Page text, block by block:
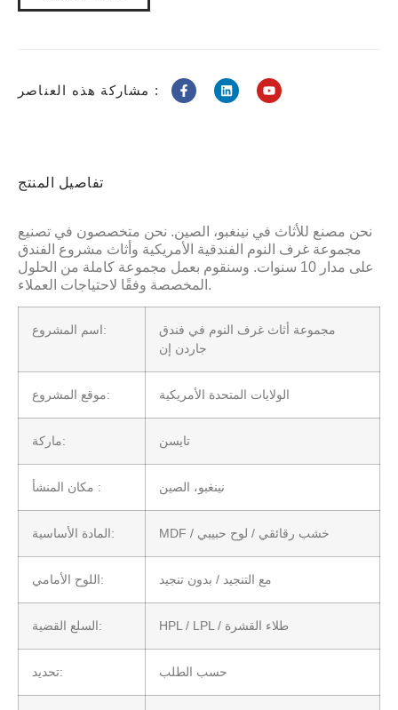
مشاركة هذه العناصر :
تفاصيل المنتج
نحن مصنع للأثاث في نينغبو، الصين. نحن متخصصون في تصنيع
مجموعة غرف النوم الفندقية الأمريكية وأثاث مشروع الفندق
على مدار 10 سنوات. وسنقوم بعمل مجموعة كاملة من الحلول
المخصصة وفقًا لاحتياجات العملاء.
اسم المشروع:
مجموعة أثاث غرف النوم في فندق
جاردن إن
موقع المشروع: الولايات المتحدة الأمريكية
ماركة: تايسن
مكان المنشأ : نينغبو، الصين
المادة الأساسية: MDF / خشب رقائقي / لوح حبيبي
اللوح الأمامي: مع التنجيد / بدون تنجيد
السلع القضية: HPL / LPL / طلاء القشرة
تحديد: حسب الطلب